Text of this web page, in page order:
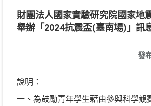
財團法人國家實驗研究院國家地
舉辦「2024抗震盃(臺南場)」訊
發
說明：
一、為鼓勵青年學生藉由參與科學競